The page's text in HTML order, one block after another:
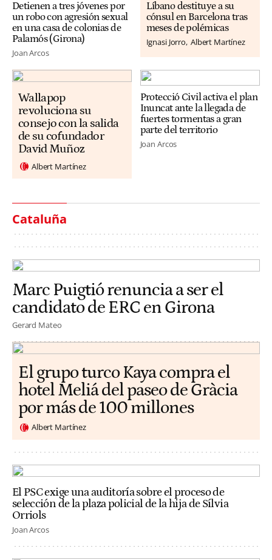
Detienen a tres jóvenes por
un robo con agresión sexual
en una casa de colonias de
Palamós (Girona)
Joan Arcos
Líbano destituye a su
cónsul en Barcelona tras
meses de polémicas
Ignasi Jorro Albert Martínez
Wallapop
revoluciona su
consejo con la salida
de su cofundador
David Muñoz
Albert Martínez
Protecció Civil activa el plan
Inuncat ante la llegada de
fuertes tormentas a gran
parte del territorio
Joan Arcos
Cataluña
Marc Puigtió renuncia a ser el
candidato de ERC en Girona
Gerard Mateo
El grupo turco Kaya compra el
hotel Meliá del paseo de Gràcia
por más de 100 millones
Albert Martínez
El PSC exige una auditoría sobre el proceso de
selección de la plaza policial de la hija de Sílvia
Orriols
Joan Arcos